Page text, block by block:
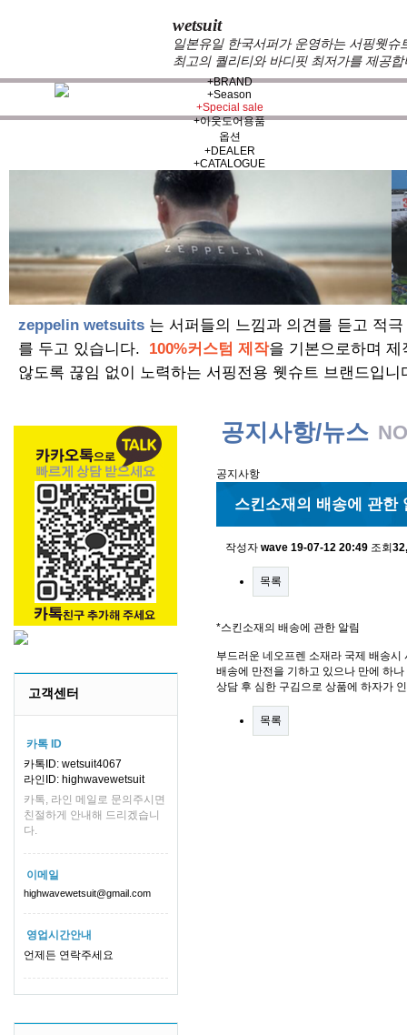
wetsuit
일본유일 한국서퍼가 운영하는 서핑웻
최고의 퀄리티와 바디핏 최저가를 제공합
+BRAND
+Season
+Special sale
+아웃도어용품
옵션
+DEALER
+CATALOGUE
zeppelin wetsuits 는 서퍼들의 느낌과 의견를 듣고 적
를 두고 있습니다. 100%커스텀 제작을 기본으로하며
않도록 끊임 없이 노력하는 서핑전용 웻슈트 브랜드입니
고객센터
카톡 ID
카톡ID: wetsuit4067
라인ID: highwavewetsuit
카톡, 라인 메일로 문의주시면
친절하게 안내해 드리겠습니
다.
이메일
highwavewetsuit@gmail.com
영업시간안내
언제든 연락주세요
공지사항/뉴스
공지사항
스킨소재의 배송에 관한
작성자 wave 19-07-12 20:49 조회
목록
*스킨소재의 배송에 관한 알림
부드러운 네오프렌 소재라 국제 배송
배송에 만전을 기하고 있으나 만에 하
상담 후 심한 구김으로 상품에 하자가
목록